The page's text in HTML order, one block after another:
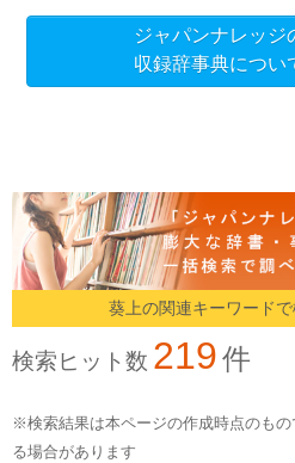
ジャパンナレッジ
収録辞事典につい
葵上の関連キーワード
検索ヒット数 219件
※検索結果は本ページの作成時点のも
る場合があります